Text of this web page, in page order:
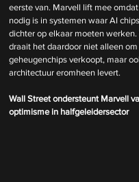
eerste van. Marvell lift mee
nodig is in systemen waar AI
dichter op elkaar moeten
draait het daardoor niet alleen
geheugenchips verkoopt, maar
architectuur eromheen levert.
Wall Street ondersteunt Marvell
optimisme in halfgeleidersector